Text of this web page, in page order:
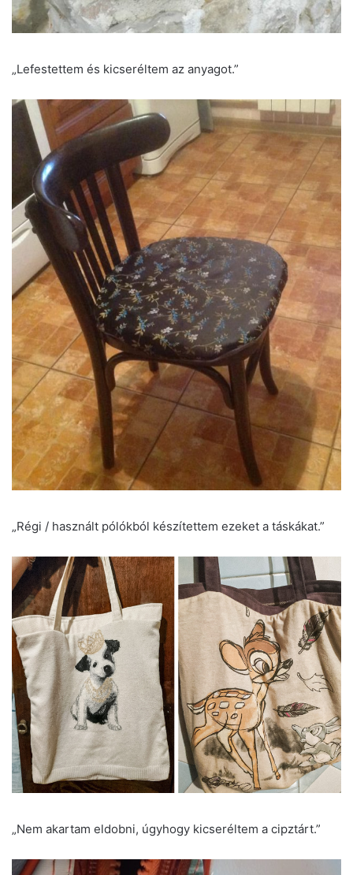
„Lefestettem és kicseréltem az anyagot.”
„Régi / használt pólókból készítettem ezeket a táskákat.”
„Nem akartam eldobni, úgyhogy kicseréltem a cipztárt.”